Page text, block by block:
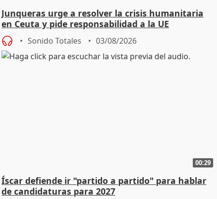
Junqueras urge a resolver la crisis humanitaria
en Ceuta y pide responsabilidad a la UE
Sonido Totales 03/08/2026
00:29
Íscar defiende ir "partido a partido" para hablar
de candidaturas para 2027